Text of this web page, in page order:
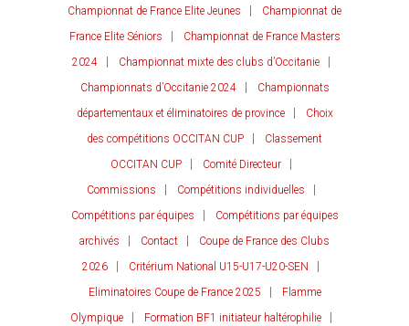
Championnat de France Elite Jeunes
Championnat de
France Elite Séniors
Championnat de France Masters
2024
Championnat mixte des clubs d’Occitanie
Championnats d’Occitanie 2024
Championnats
départementaux et éliminatoires de province
Choix
des compétitions OCCITAN CUP
Classement
OCCITAN CUP
Comité Directeur
Commissions
Compétitions individuelles
Compétitions par équipes
Compétitions par équipes
archivés
Contact
Coupe de France des Clubs
2026
Critérium National U15-U17-U20-SEN
Eliminatoires Coupe de France 2025
Flamme
Olympique
Formation BF1 initiateur haltérophilie